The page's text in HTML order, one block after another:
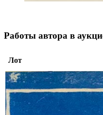
Работы автора в
Лот